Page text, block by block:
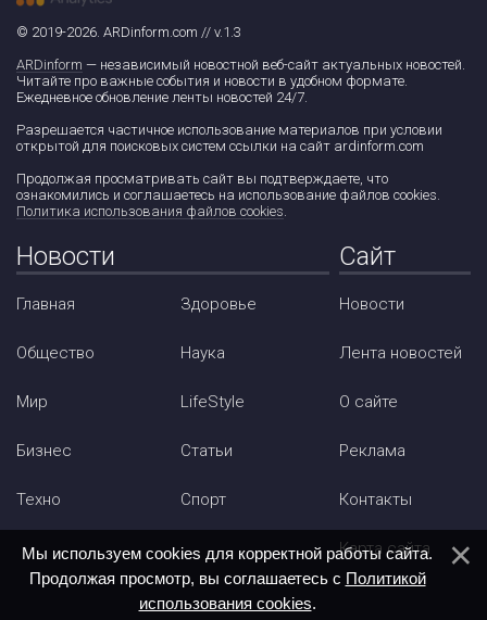
© 2019-2026. ARDinform.com // v.1.3
ARDinform — независимый новостной веб-сайт актуальных новостей.
Читайте про важные события и новости в удобном формате.
Ежедневное обновление ленты новостей 24/7.
Разрешается частичное использование материалов при условии
открытой для поисковых систем ссылки на сайт ardinform.com
Продолжая просматривать сайт вы подтверждаете, что
ознакомились и соглашаетесь на использование файлов cookies.
Политика использования файлов cookies.
Новости
Главная
Общество
Мир
Бизнес
Техно
Здоровье
Наука
LifeStyle
Статьи
Спорт
Сайт
Новости
Лента новостей
О сайте
Реклама
Контакты
Карта сайта
Мы используем cookies для корректной работы сайта.
Продолжая просмотр, вы соглашаетесь с Политикой
использования cookies.